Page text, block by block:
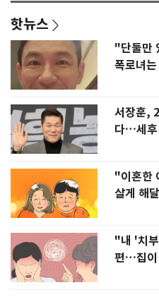
핫뉴스
"단둘만
폭로녀
서장훈,
다…세후
"이혼한
살게 해
"내 '치
편…집이